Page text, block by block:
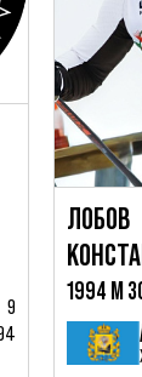
9
ЛОБОВ
1994 М